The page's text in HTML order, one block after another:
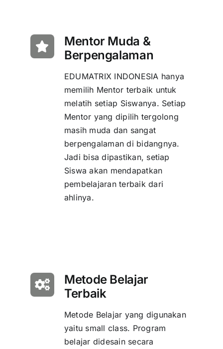
Mentor Muda &
Berpengalaman
EDUMATRIX INDONESIA hanya
memilih Mentor terbaik untuk
melatih setiap Siswanya. Setiap
Mentor yang dipilih tergolong
masih muda dan sangat
berpengalaman di bidangnya.
Jadi bisa dipastikan, setiap
Siswa akan mendapatkan
pembelajaran terbaik dari
ahlinya.
Metode Belajar
Terbaik
Metode Belajar yang digunakan
yaitu small class. Program
belajar didesain secara